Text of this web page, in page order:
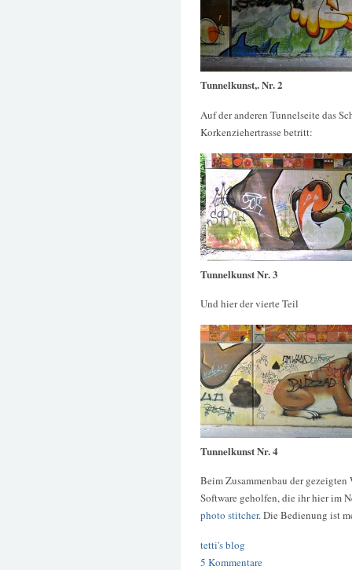
Tunnelkunst,. Nr. 2
Auf der anderen Tunnelseite das
Korkenziehertrasse betritt:
Tunnelkunst Nr. 3
Und hier der vierte Teil
Tunnelkunst Nr. 4
Beim Zusammenbau der gezeigten
Software geholfen, die ihr hier im
photo stitcher. Die Bedienung ist
tetti's blog
5 Kommentare